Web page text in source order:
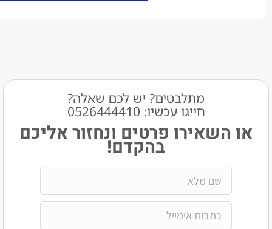
מתלבטים? יש לכם שאלה?
חייגו עכשיו: 0526444410​
פרטים ונחזור אליכם
בהקדם!